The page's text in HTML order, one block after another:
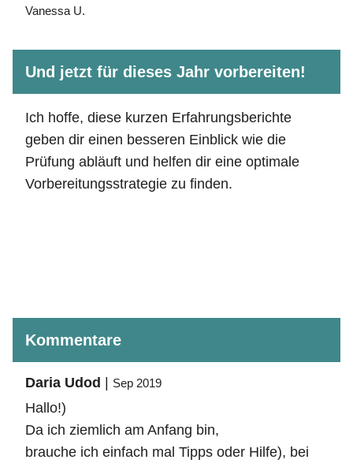
Vanessa U.
Und jetzt für dieses Jahr vorbereiten!
Ich hoffe, diese kurzen Erfahrungsberichte
geben dir einen besseren Einblick wie die
Prüfung abläuft und helfen dir eine optimale
Vorbereitungsstrategie zu finden.
Kommentare
Daria Udod Sep 2019
Hallo!)
Da ich ziemlich am Anfang bin,
brauche ich einfach mal Tipps oder Hilfe), bei